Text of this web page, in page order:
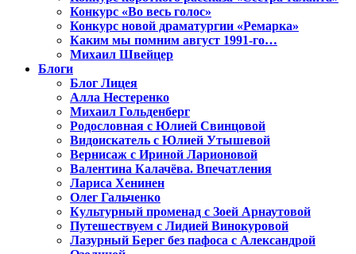
Конкурс «Во весь голос»
Конкурс новой драматургии «Ремарка»
Каким мы помним август 1991-го…
Михаил Швейцер
Блоги
Блог Лицея
Алла Нестеренко
Михаил Гольденберг
Родословная с Юлией Свинцовой
Видоискатель с Юлией Утышевой
Вернисаж с Ириной Ларионовой
Валентина Калачёва. Впечатления
Лариса Хенинен
Олег Гальченко
Культурный променад с Зоей Арнаутовой
Путешествуем с Лидией Винокуровой
Лазурный Берег без пафоса с Александрой